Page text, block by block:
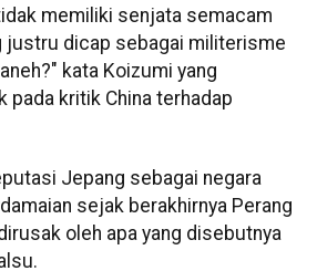
memiliki senjata semacam
justru dicap sebagai militerisme
kata Koizumi yang
pada kritik China terhadap
Jepang sebagai negara
sejak berakhirnya Perang
oleh apa yang disebutnya